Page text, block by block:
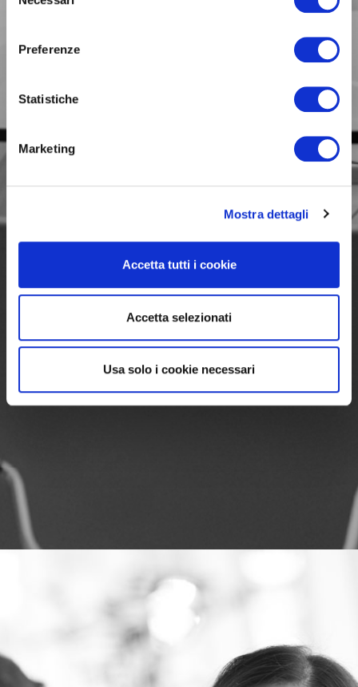
del
Preferenze
Statistiche
Marketing
Mostra dettagli
Accetta tutti i cookie
Accetta selezionati
Usa solo i cookie necessari